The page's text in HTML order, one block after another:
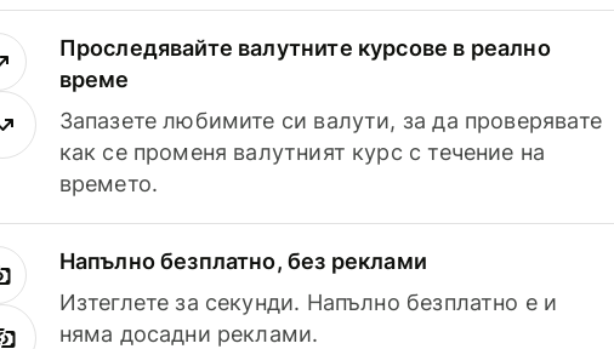
Проследявайте валутните курсове в реално
време
Запазете любимите си валути, за да проверявате
как се променя валутният курс с течение на
времето.
Напълно безплатно, без реклами
Изтеглете за секунди. Напълно безплатно е и
няма досадни реклами.